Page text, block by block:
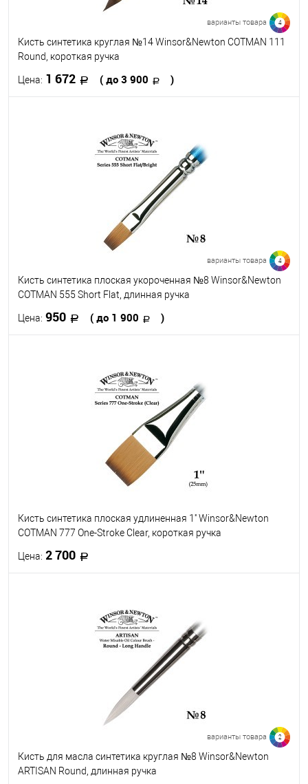
варианты товара 4
Кисть синтетика круглая №14 Winsor&Newton COTMAN 111
Round, короткая ручка
Цена: 1 672 ( до 3 900 )
В наличии
20
варианты товара 4
Кисть синтетика плоская укороченная №8 Winsor&Newton
COTMAN 555 Short Flat, длинная ручка
Цена: 950 ( до 1 900 )
В наличии
14
Кисть синтетика плоская удлиненная 1'' Winsor&Newton
COTMAN 777 One-Stroke Clear, короткая ручка
Цена: 2 700
В наличии
варианты товара 2
Кисть для масла синтетика круглая №8 Winsor&Newton
ARTISAN Round, длинная ручка